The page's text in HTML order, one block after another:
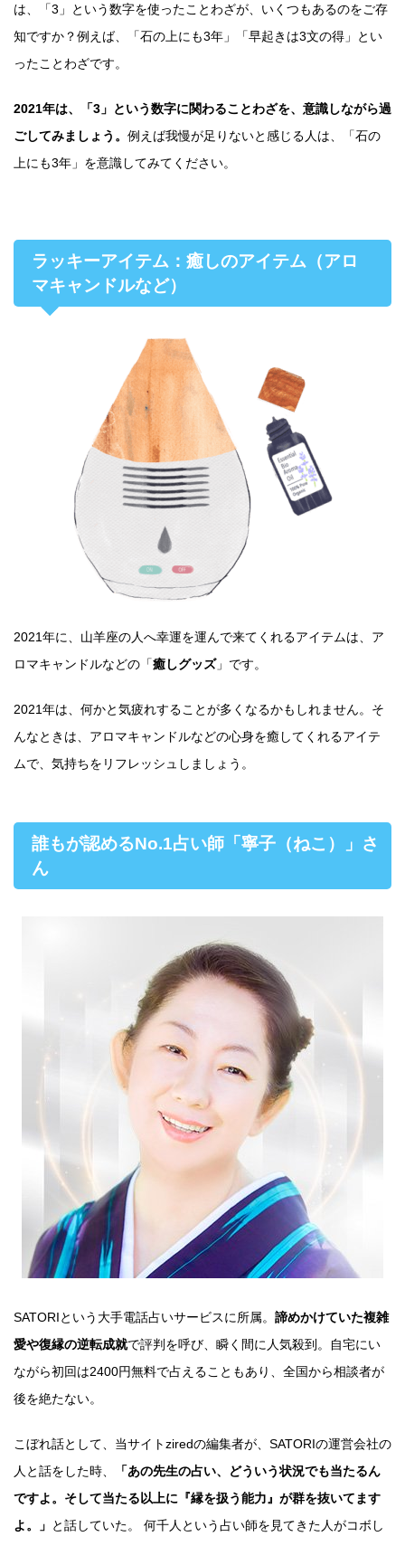
は、「3」という数字を使ったことわざが、いくつもあるのをご存
知ですか？例えば、「石の上にも3年」「早起きは3文の得」とい
ったことわざです。
2021年は、「3」という数字に関わることわざを、意識しながら過
ごしてみましょう。 例えば我慢が足りないと感じる人は、「石の
上にも3年」を意識してみてください。
ラッキーアイテム：癒しのアイテム（アロ
マキャンドルなど）
2021年に、山羊座の人へ幸運を運んで来てくれるアイテムは、ア
ロマキャンドルなどの「癒しグッズ」です。
2021年は、何かと気疲れすることが多くなるかもしれません。そ
んなときは、アロマキャンドルなどの心身を癒してくれるアイテ
ムで、気持ちをリフレッシュしましょう。
誰もが認めるNo.1占い師「寧子（ねこ）」さ
ん
SATORIという大手電話占いサービスに所属。 諦めかけていた複雑
愛や復縁の逆転成就で評判を呼び、瞬く間に人気殺到。自宅にい
ながら初回は2400円無料で占えることもあり、全国から相談者が
後を絶たない。
こぼれ話として、当サイトziredの編集者が、SATORIの運営会社の
人と話をした時、
「あの先生の占い、どういう状況でも当たるん
ですよ。そして当たる以上に『縁を扱う能力』が群を抜いてます
よ。」 と話していた。 何千人という占い師を見てきた人がコボし